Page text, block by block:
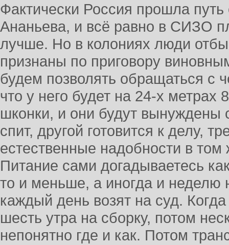
Фактически Россия прошла
Ананьева, и всё равно в СИЗО
лучше. Но в колониях люди
признаны по приговору
будем позволять обращаться с
что у него будет на 24-х метрах
шконки, и они будут вынуждены
спит, другой готовится к делу,
естественные надобности в
Питание сами догадываетесь
то и меньше, а иногда и неделю
каждый день возят на суд.
шесть утра на сборку, потом
непонятно где и как. Потом